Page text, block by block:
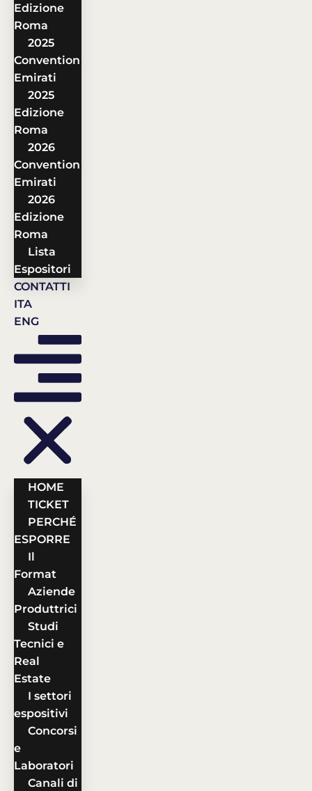
Edizione
Roma
2025
Convention
Emirati
2025
Edizione
Roma
2026
Convention
Emirati
2026
Edizione
Roma
Lista
Espositori
CONTATTI
ITA
ENG
HOME
TICKET
PERCHÉ
ESPORRE
Il
Format
Aziende
Produttrici
Studi
Tecnici e
Real
Estate
I settori
espositivi
Concorsi
e
Laboratori
Canali di